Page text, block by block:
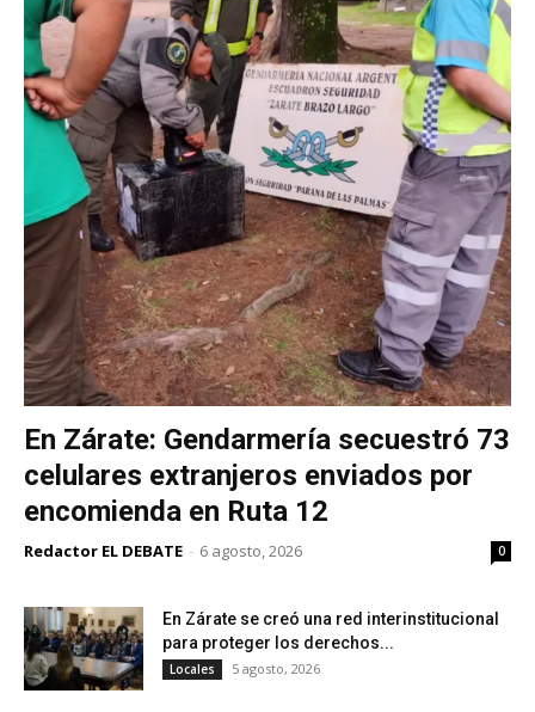
En Zárate: Gendarmería secuestró 73
celulares extranjeros enviados por
encomienda en Ruta 12
Redactor EL DEBATE - 6 agosto, 2026 0
En Zárate se creó una red interinstitucional
para proteger los derechos...
Locales 5 agosto, 2026